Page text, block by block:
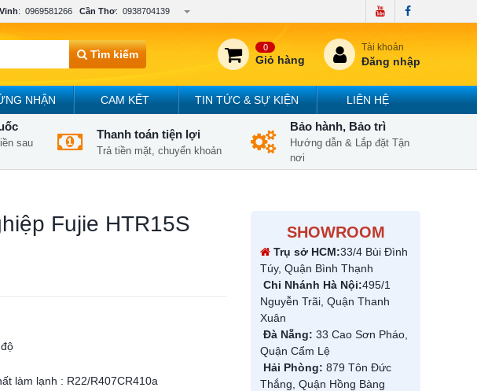
Vinh: 0969581266 Cần Thơ: 0938704139
Tìm kiếm
0
Giỏ hàng
Tài khoản
Đăng nhập
NHẬN CAM KẾT TIN TỨC & SỰ KIỆN LIÊN HỆ
sau
Thanh toán tiện lợi
Trả tiền mặt, chuyển khoản
Bảo hành, Bảo trì
Hướng dẫn & Lắp đặt Tận
nơi
Fujie HTR15S
làm lạnh : R22/R407CR410a
SHOWROOM
Trụ sở HCM:33/4 Bùi Đình
Túy, Quận Bình Thạnh
Chi Nhánh Hà Nội:495/1
Nguyễn Trãi, Quận Thanh
Xuân
Đà Nẵng: 33 Cao Sơn Pháo,
Quận Cẩm Lệ
Hải Phòng: 879 Tôn Đức
Thắng, Quận Hồng Bàng